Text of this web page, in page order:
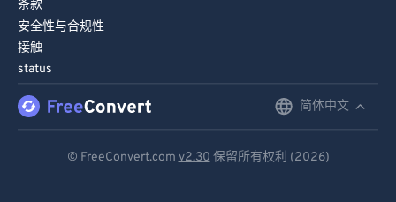
条款
安全性与合规性
接触
status
简体中文
© FreeConvert.com v2.30 保留所有权利 (2026)